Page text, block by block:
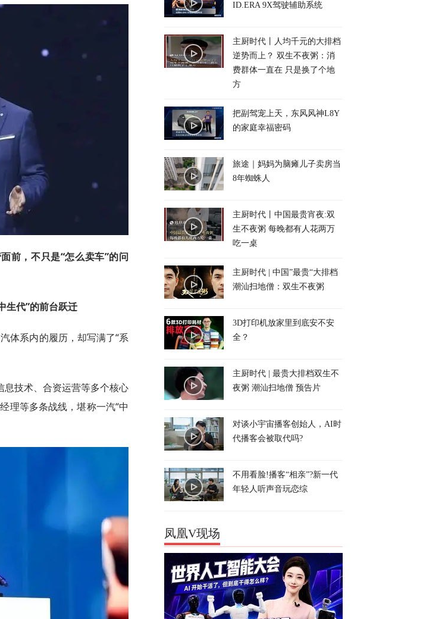
前，不只是“怎么卖车”的问
生代”的前台跃迁
体系内的履历，却写满了“系
技术、合资运营等多个核心
理等多条战线，堪称一汽“中
ID.ERA 9X驾驶辅助系统
主厨时代丨人均千元的大排档
逆势而上？ 双生不夜粥：消
费群体一直在 只是换了个地
方
把副驾宠上天，东风风神L8Y
的家庭幸福密码
旅途｜妈妈为脑瘫儿子卖房当
8年蜘蛛人
主厨时代丨中国最贵宵夜:双
生不夜粥 每晚都有人花两万
吃一桌
主厨时代 | 中国”最贵“大排档
潮汕扫地僧：双生不夜粥
3D打印机放家里到底安不安
全？
主厨时代 | 最贵大排档双生不
夜粥 潮汕扫地僧 预告片
对谈小宇宙播客创始人，AI时
代播客会被取代吗?
不用看脸!播客“相亲”?新一代
年轻人听声音玩恋综
凤凰V现场